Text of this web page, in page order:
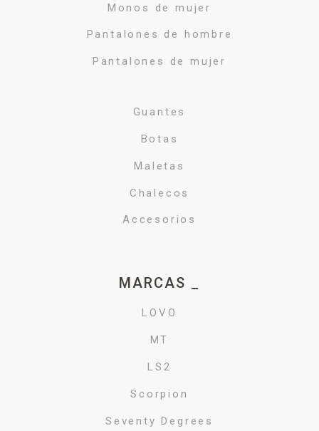
Monos de mujer
Pantalones de hombre
Pantalones de mujer
Guantes
Botas
Maletas
Chalecos
Accesorios
MARCAS _
LOVO
MT
LS2
Scorpion
Seventy Degrees